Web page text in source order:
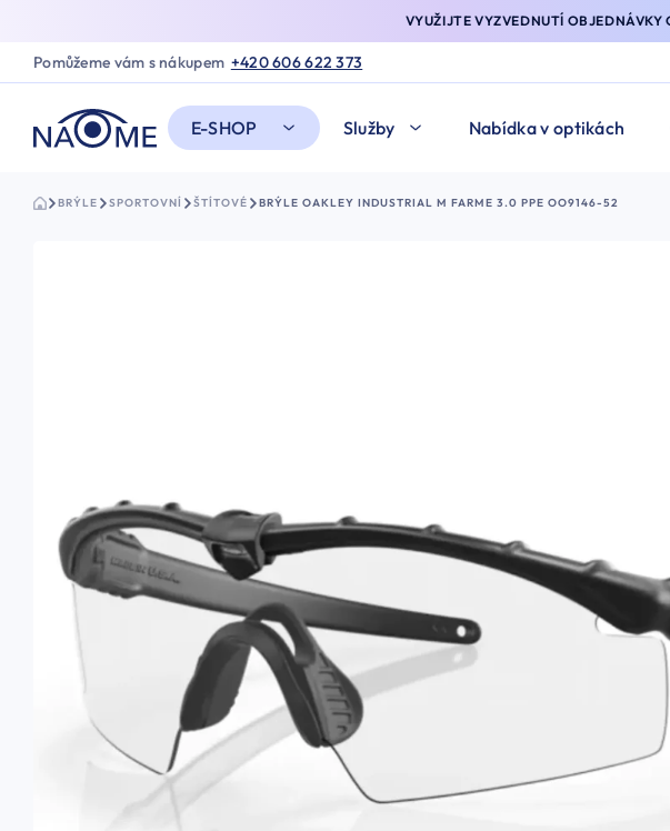
VYUŽIJTE VYZVEDNUTÍ
Pomůžeme vám s nákupem +420 606 622 373
E-SHOP Služby Nabídka v optikách
BRÝLE SPORTOVNÍ ŠTÍTOVÉ BRÝLE OAKLEY INDUSTRIAL M FARME 3.0 PPE OO9146-52